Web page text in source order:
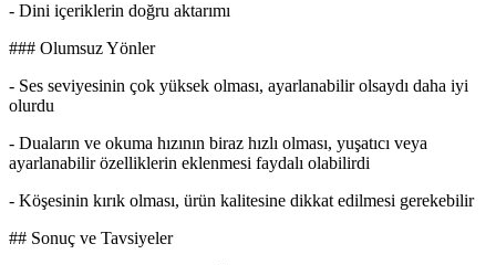
- Dini içeriklerin doğru aktarımı
### Olumsuz Yönler
- Ses seviyesinin çok yüksek olması, ayarlanabilir olsaydı daha iyi
olurdu
- Duaların ve okuma hızının biraz hızlı olması, yuşatıcı veya
ayarlanabilir özelliklerin eklenmesi faydalı olabilirdi
- Köşesinin kırık olması, ürün kalitesine dikkat edilmesi gerekebilir
## Sonuç ve Tavsiyeler